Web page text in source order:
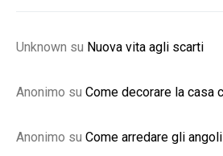
Unknown su Nuova vita agli scarti
Anonimo su Come decorare la casa
Anonimo su Come arredare gli